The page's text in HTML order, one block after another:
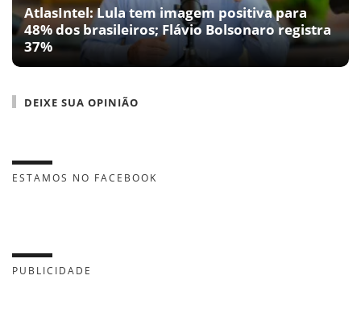
AtlasIntel: Lula tem imagem positiva para
48% dos brasileiros; Flávio Bolsonaro registra
37%
DEIXE SUA OPINIÃO
ESTAMOS NO FACEBOOK
PUBLICIDADE